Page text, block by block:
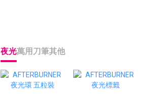
夜光萬用刀筆其他